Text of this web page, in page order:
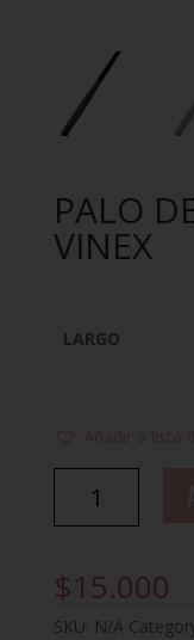
PALO
VINEX
LARGO
VINEX
quantity
$15.000
SKU: N/A